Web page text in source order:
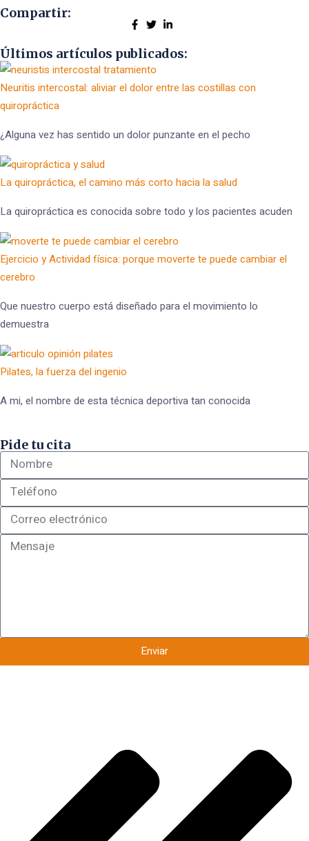
Compartir:
Últimos artículos publicados:
Neuritis intercostal: aliviar el dolor entre las costillas con
quiropráctica
¿Alguna vez has sentido un dolor punzante en el pecho
La quiropráctica, el camino más corto hacia la salud
La quiropráctica es conocida sobre todo y los pacientes acuden
Ejercicio y Actividad física: porque moverte te puede cambiar el
cerebro
Que nuestro cuerpo está diseñado para el movimiento lo
demuestra
Pilates, la fuerza del ingenio
A mi, el nombre de esta técnica deportiva tan conocida
Pide tu cita
Enviar